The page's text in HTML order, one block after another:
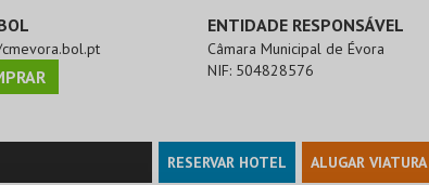
ENTIDADE RESPONSÁVEL
Câmara Municipal de Évora
NIF: 504828576
RESERVAR HOTEL ALUGAR VIATURA